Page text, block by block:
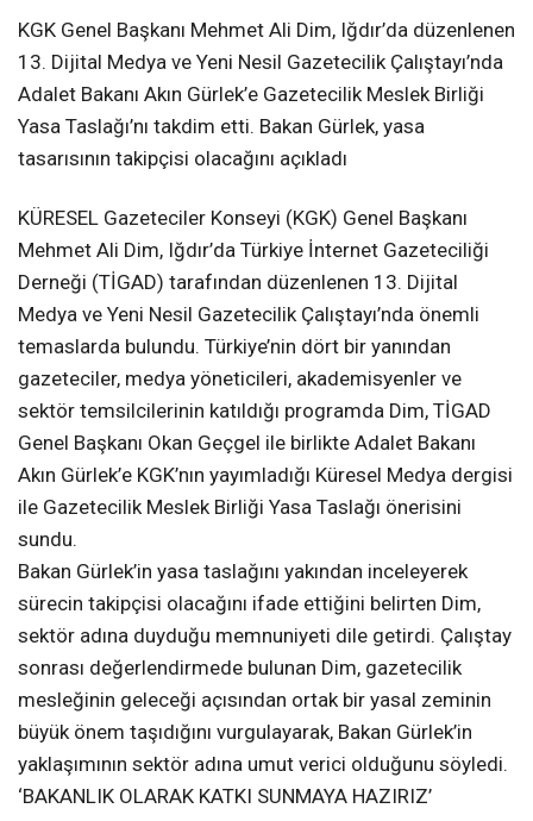
KGK Genel Başkanı Mehmet Ali Dim, Iğdır’da düzenlenen
13. Dijital Medya ve Yeni Nesil Gazetecilik Çalıştayı’nda
Adalet Bakanı Akın Gürlek’e Gazetecilik Meslek Birliği
Yasa Taslağı’nı takdim etti. Bakan Gürlek, yasa
tasarısının takipçisi olacağını açıkladı
KÜRESEL Gazeteciler Konseyi (KGK) Genel Başkanı
Mehmet Ali Dim, Iğdır’da Türkiye İnternet Gazeteciliği
Derneği (TİGAD) tarafından düzenlenen 13. Dijital
Medya ve Yeni Nesil Gazetecilik Çalıştayı’nda önemli
temaslarda bulundu. Türkiye’nin dört bir yanından
gazeteciler, medya yöneticileri, akademisyenler ve
sektör temsilcilerinin katıldığı programda Dim, TİGAD
Genel Başkanı Okan Geçgel ile birlikte Adalet Bakanı
Akın Gürlek’e KGK’nın yayımladığı Küresel Medya dergisi
ile Gazetecilik Meslek Birliği Yasa Taslağı önerisini
sundu.
Bakan Gürlek’in yasa taslağını yakından inceleyerek
sürecin takipçisi olacağını ifade ettiğini belirten Dim,
sektör adına duyduğu memnuniyeti dile getirdi. Çalıştay
sonrası değerlendirmede bulunan Dim, gazetecilik
mesleğinin geleceği açısından ortak bir yasal zeminin
büyük önem taşıdığını vurgulayarak, Bakan Gürlek’in
yaklaşımının sektör adına umut verici olduğunu söyledi.
‘BAKANLIK OLARAK KATKI SUNMAYA HAZIRIZ’